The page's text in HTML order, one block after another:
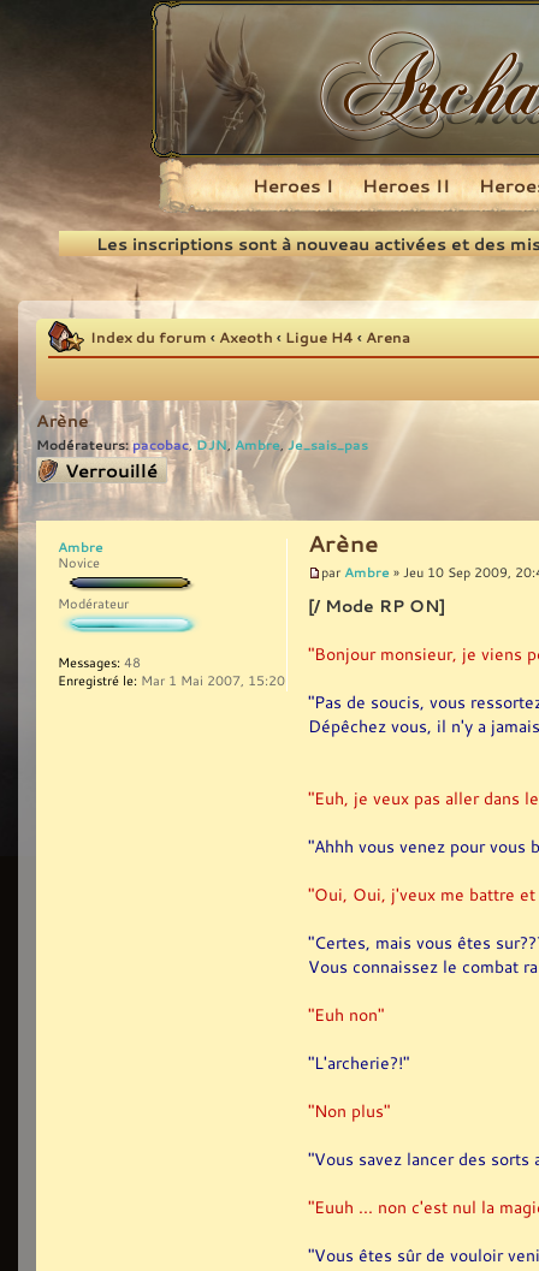
Recherche
Heroes I Heroes II
Les inscriptions sont à nouveau activées et des
Index du forum ‹ Axeoth ‹ Ligue H4 ‹ Arena
Arène
Modérateurs: pacobac,DJN, Ambre, Je_sais_pas
Sujet verrouillé
Arène
par Ambre » Jeu 10 Sep 2009,
[/ Mode RP ON]
"Bonjour monsieur, je viens
"Pas de soucis, vous
Dépêchez vous, il n'y a
"Euh, je veux pas aller dans
"Ahhh vous venez pour vous
"Oui, Oui, j'veux me battre
"Certes, mais vous êtes
Vous connaissez le combat
"Euh non"
"L'archerie?!"
"Non plus"
"Vous savez lancer des sorts
"Euuh ... non c'est nul la
"Vous êtes sûr de vouloir
Ambre
Novice
Modérateur
Messages: 48
Enregistré le: Mar 1 Mai 2007, 15:20